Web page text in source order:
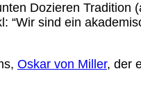
Dozieren Tradition
“Wir sind ein
Oskar von Miller, der